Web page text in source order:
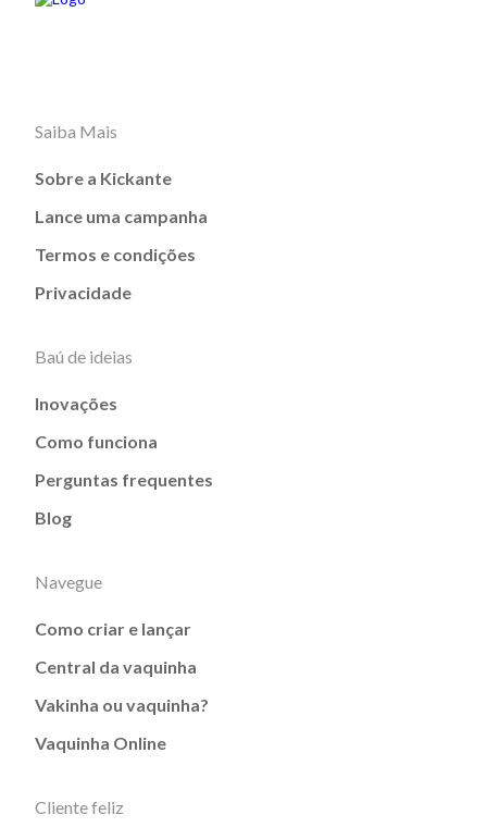
Saiba Mais
Sobre a Kickante
Lance uma campanha
Termos e condições
Privacidade
Baú de ideias
Inovações
Como funciona
Perguntas frequentes
Blog
Navegue
Como criar e lançar
Central da vaquinha
Vakinha ou vaquinha?
Vaquinha Online
Cliente feliz